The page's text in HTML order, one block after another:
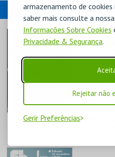
armazenamento de cookies
saber mais consulte a nossa
Informações Sobre Cookies
Privacidade & Segurança.
Rejeitar não
Gerir Preferências
EVENTOS
TIM KLIPHUIS TRIO
SALÃO BRAZIL JACC